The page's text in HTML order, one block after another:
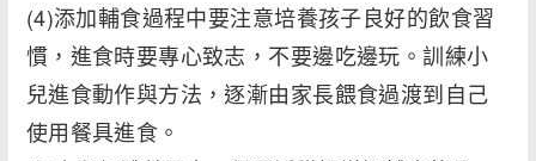
(4)添加輔食過程中要注意培養孩子良好的飲食習
慣，進食時要專心致志，不要邊吃邊玩。訓練小
兒進食動作與方法，逐漸由家長餵食過渡到自己
使用餐具進食。